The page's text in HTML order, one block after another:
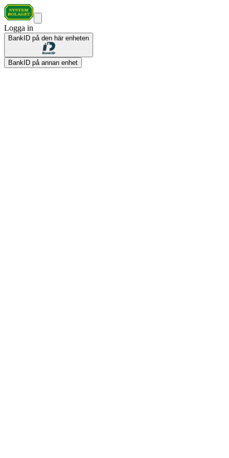
Logga in
BankID på den här enheten
BankID på annan enhet